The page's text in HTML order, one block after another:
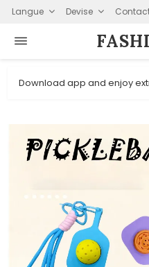
Langue Devise
Download app and enjoy